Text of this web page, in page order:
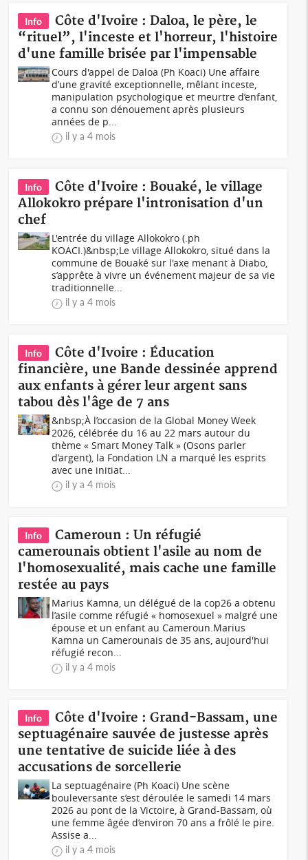
Info
Côte d'Ivoire : Daloa, le père, le
“rituel”, l'inceste et l'horreur, l'histoire
d'une famille brisée par l'impensable
Cours d'appel de Daloa (Ph Koaci) Une affaire
d’une gravité exceptionnelle, mêlant inceste,
manipulation psychologique et meurtre d’enfant,
a connu son dénouement après plusieurs
années de p...
il y a 4 mois
Info
Côte d'Ivoire : Bouaké, le village
Allokokro prépare l'intronisation d'un
chef
L'entrée du village Allokokro (.ph
KOACI.)&nbsp;Le village Allokokro, situé dans la
commune de Bouaké sur l'axe menant à Diabo,
s’apprête à vivre un événement majeur de sa vie
traditionnelle...
il y a 4 mois
Info
Côte d'Ivoire : Éducation
financière, une Bande dessinée apprend
aux enfants à gérer leur argent sans
tabou dès l'âge de 7 ans
&nbsp;À l’occasion de la Global Money Week
2026, célébrée du 16 au 22 mars autour du
thème « Smart Money Talk » (Osons parler
d’argent), la Fondation LN a marqué les esprits
avec une initiat...
il y a 4 mois
Info
Cameroun : Un réfugié
camerounais obtient l'asile au nom de
l'homosexualité, mais cache une famille
restée au pays
Marius Kamna, un délégué de la cop26 a obtenu
l’asile comme réfugié « homosexuel » malgré une
épouse et un enfant au Cameroun.Marius
Kamna un Camerounais de 35 ans, aujourd'hui
réfugié recon...
il y a 4 mois
Info
Côte d'Ivoire : Grand-Bassam, une
septuagénaire sauvée de justesse après
une tentative de suicide liée à des
accusations de sorcellerie
La septuagénaire (Ph Koaci) Une scène
bouleversante s’est déroulée le samedi 14 mars
2026 au pont de la Victoire, à Grand-Bassam, où
une femme âgée d’environ 70 ans a frôlé le pire.
Assise a...
il y a 4 mois